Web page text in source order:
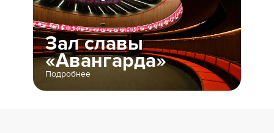
Зал славы
«Авангарда»
Подробнее